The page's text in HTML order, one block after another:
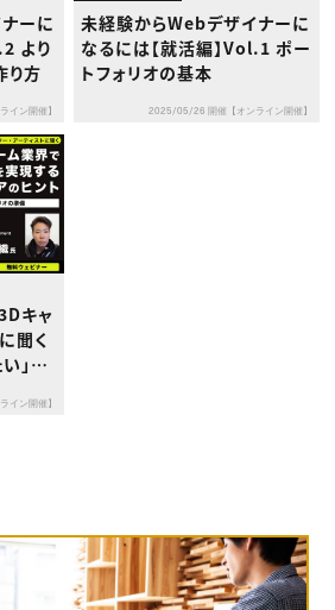
ーに
より
り方
ン開催】
未経験からWebデザイナーに
なるには【就活編】Vol.1 ポー
トフォリオの基本
2025/05/26 開催【オンライン開催】
キャ
聞く
」を
備」
ン開催】